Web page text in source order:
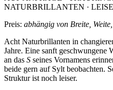
NATURBRILLANTEN · LEISE
Preis: abhängig von Breite,
Acht Naturbrillanten in
Jahre. Eine sanft geschwungene
an das S seines Vornamens
beide gern auf Sylt beobachten.
Struktur ist noch leiser.